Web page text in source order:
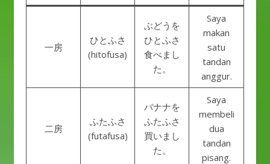
一房
ひとふさ
(hitofusa)
ぶどうを
ひとふさ
食べまし
た。
Saya
makan
satu
tandan
anggur.
二房
ふたふさ
(futafusa)
バナナを
ふたふさ
買いまし
た。
Saya
membeli
dua
tandan
pisang.